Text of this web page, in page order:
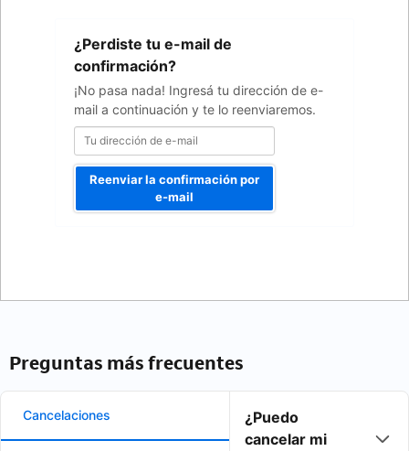
¿Perdiste tu e-mail de
confirmación?
¡No pasa nada! Ingresá tu dirección de e-
mail a continuación y te lo reenviaremos.
dirección
Reenviar la confirmación por
e-mail
Preguntas más frecuentes
Cancelaciones
¿Puedo
cancelar mi